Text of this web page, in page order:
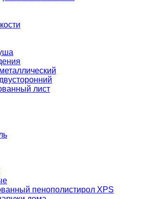
лист
пенополистирол XPS